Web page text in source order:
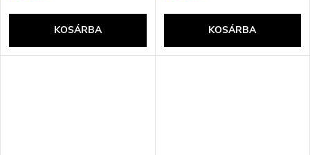
KOSÁRBA KOSÁRBA